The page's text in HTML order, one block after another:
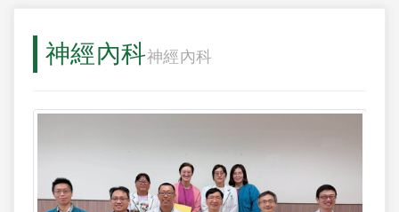
神經內科神經內科